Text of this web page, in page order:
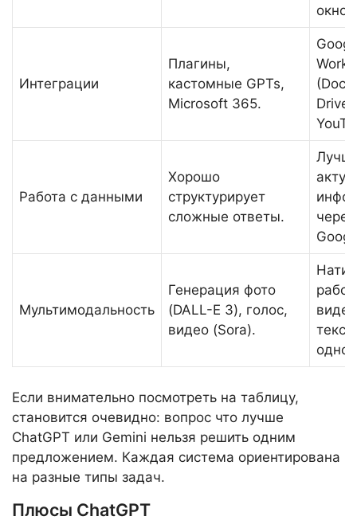
окно.
Интеграции
Плагины,
кастомные GPTs,
Microsoft 365.
Drive),
Работа с данными
Хорошо
структурирует
сложные ответы.
Мультимодальность
Генерация фото
(DALL-E 3), голос,
видео (Sora).
Если внимательно посмотреть на таблицу,
становится очевидно: вопрос что лучше
ChatGPT или Gemini нельзя решить одним
предложением. Каждая система ориентирована
на разные типы задач.
Плюсы ChatGPT